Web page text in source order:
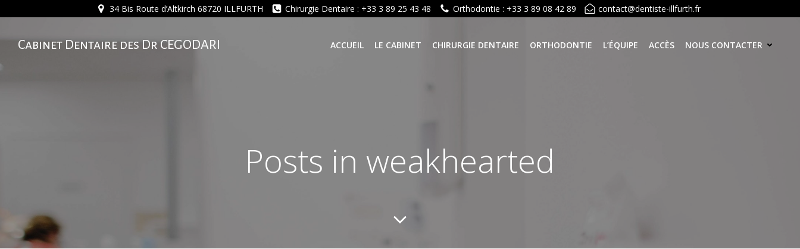
to
34 Bis Route d’Altkirch 68720 ILLFURTH Chirurgie Dentaire : +33 3 89 25 43 48 Orthodontie : +33 3 89 08 42 89 contact@dentiste-illfurth.fr
Cabinet Dentaire des Dr CEGODARI ACCUEIL LE CABINET CHIRURGIE DENTAIRE ORTHODONTIE L’ÉQUIPE ACCÈS NOUS CONTACTER
Posts in weakhearted